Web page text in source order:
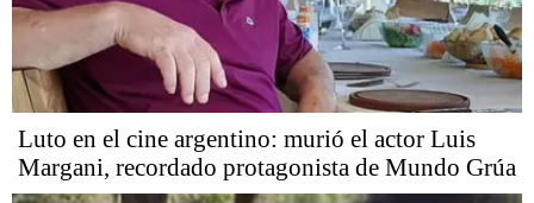
Luto en el cine argentino: murió el actor Luis
Margani, recordado protagonista de Mundo Grúa